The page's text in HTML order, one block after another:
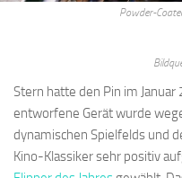
Powder-
Stern hatte den Pin im
entworfene Gerät wurde
dynamischen Spielfelds und
Kino-Klassiker sehr positiv